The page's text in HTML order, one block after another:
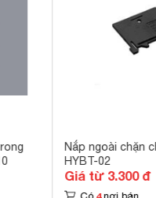
Nắp ngoài chặn
HYBT-02
Giá từ 3.300 đ